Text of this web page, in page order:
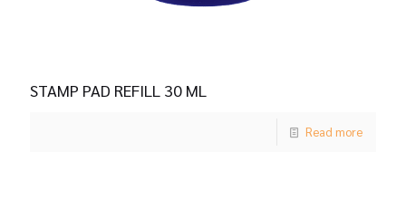
STAMP PAD REFILL 30 ML
Read more